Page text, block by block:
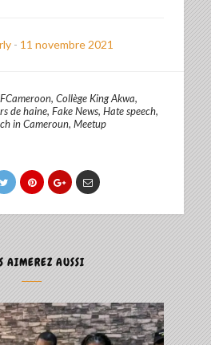
- 11 novembre 2021
,Collège King Akwa,
de haine, Fake News, Hate speech,
in Cameroun, Meetup
AIMEREZ AUSSI